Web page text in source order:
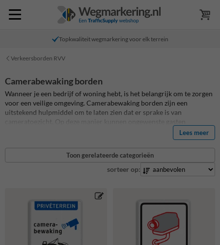
Topkwaliteit wegmarkering voor elk terrein
Verkeersborden RVV
Camerabewaking borden
Wanneer je een bedrijf of woning hebt, is het belangrijk om te zorgen
voor een veilige omgeving. Camerabewaking borden zijn een
uitstekend hulpmiddel om te laten zien dat er sprake is van
cameratoezicht. Op deze manier kunnen ongewenste gasten
Informatiebord.nl kun je terecht voor een ruim assortiment aan
duurzame reflecterende camerabewaking borden en andereeigen
die bijdragen aan een veilige en overzichtelijke
omgeving. Hieronder vertellen we meer over de verschillende
Lees meer
Toon gerelateerde categorieën
sorteer op: